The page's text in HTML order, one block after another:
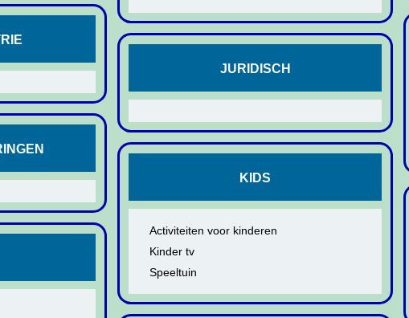
JURIDISCH
KIDS
Activiteiten voor kinderen
Kinder tv
Speeltuin